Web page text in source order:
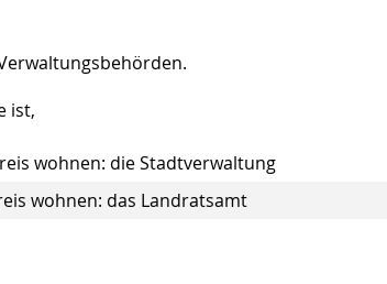
ist,
wohnen: die Stadtverwaltung
wohnen: das Landratsamt